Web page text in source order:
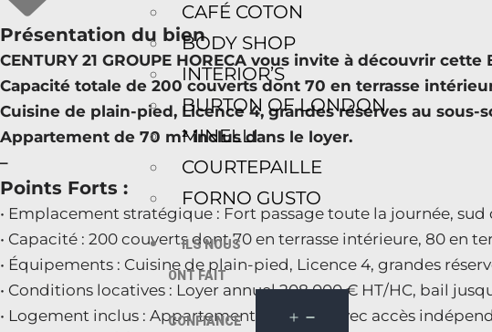
CAFÉ COTON
BODY SHOP
INTERIOR’S
BURTON OF LONDON
MINELLI
COURTEPAILLE
FORNO GUSTO
ILS NOUS
ONT FAIT
CONFIANCE
Présentation du bien
CENTURY 21 GROUPE HORECA vous invite à découvrir
Capacité totale de 200 couverts dont 70 en terrasse
Cuisine de plain-pied, Licence 4, grandes réserves au
Appartement de 70 m² inclus dans le loyer.
–
Points Forts :
• Emplacement stratégique : Fort passage toute la journée, sud
• Capacité : 200 couverts dont 70 en terrasse intérieure, 80 en
• Équipements : Cuisine de plain-pied, Licence 4, grandes
• Conditions locatives : Loyer annuel 208 000 € HT/HC, bail
• Logement inclus : Appartement de 70 m² avec accès